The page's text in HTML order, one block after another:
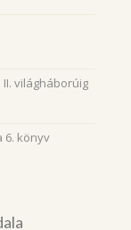
világháborúig
6. könyv